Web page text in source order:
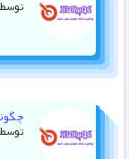
توسط1 روز پیش
توسط4 روز پیش